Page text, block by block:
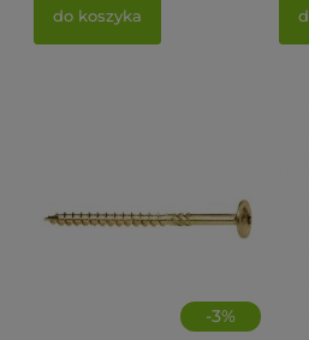
do koszyka
-3%
Wieszak belki wspornik WB 10